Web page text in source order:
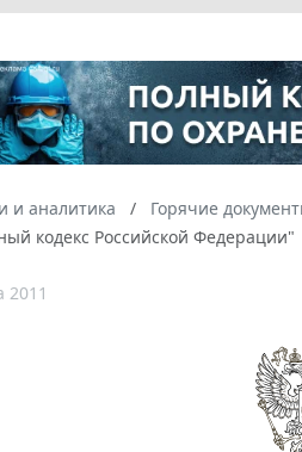
и аналитика Горячие
кодекс Российской Федерации"
2011